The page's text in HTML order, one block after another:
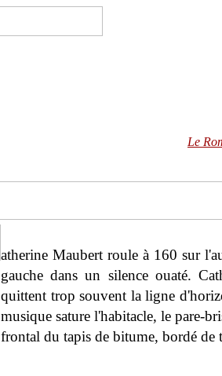
Le
atherine Maubert roule à 160 sur
gauche dans un silence ouaté.
quittent trop souvent la ligne
musique sature l'habitacle, le pare-
frontal du tapis de bitume, bordé de